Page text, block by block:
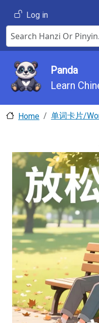
User account menu
Log in
Search Hanzi or Pinyin
Panda
Learn
Home 单词卡片/